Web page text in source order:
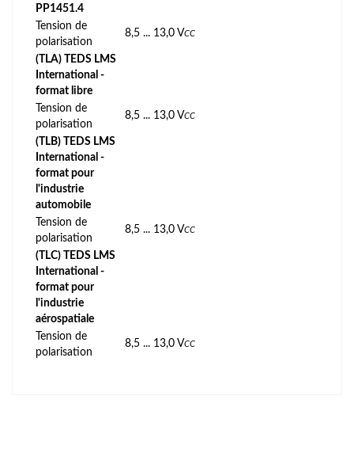
PP1451.4
Tension de
polarisation
8,5 ... 13,0 VCC
(TLA) TEDS LMS
International -
format libre
Tension de
polarisation
8,5 ... 13,0 VCC
(TLB) TEDS LMS
International -
format pour
l'industrie
automobile
Tension de
polarisation
8,5 ... 13,0 VCC
(TLC) TEDS LMS
International -
format pour
l'industrie
aérospatiale
Tension de
polarisation
8,5 ... 13,0 VCC